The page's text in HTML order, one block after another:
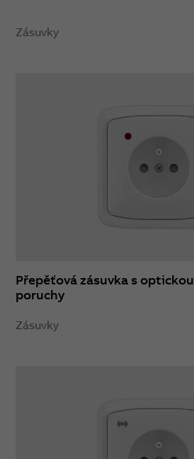
Zásuvky
Přepěťová zásuvka s
poruchy
Zásuvky